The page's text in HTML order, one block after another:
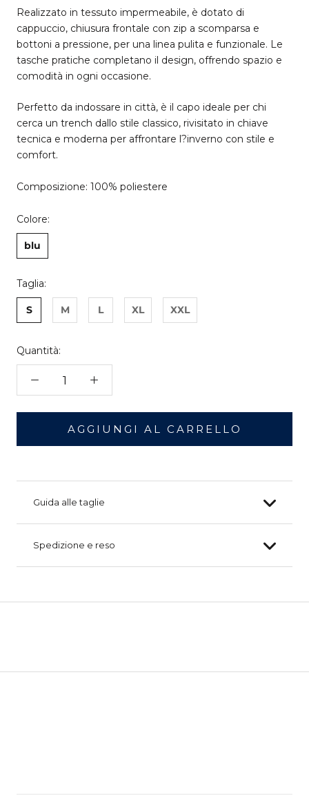
Realizzato in tessuto impermeabile, è dotato di
cappuccio, chiusura frontale con zip a scomparsa e
bottoni a pressione, per una linea pulita e funzionale. Le
tasche pratiche completano il design, offrendo spazio e
comodità in ogni occasione.
Perfetto da indossare in città, è il capo ideale per chi
cerca un trench dallo stile classico, rivisitato in chiave
tecnica e moderna per affrontare l?inverno con stile e
comfort.
Composizione: 100% poliestere
Colore:
blu
Taglia:
S M L XL XXL
Quantità:
AGGIUNGI AL CARRELLO
Guida alle taglie
Spedizione e reso